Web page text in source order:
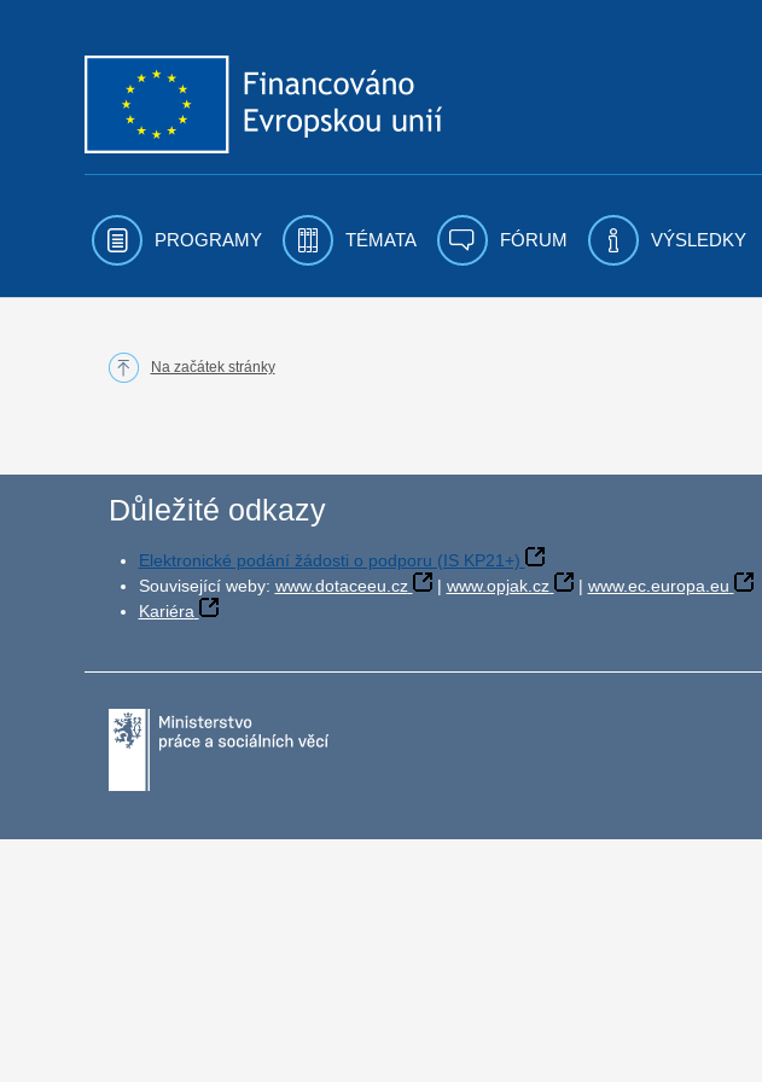
PROGRAMY TÉMATA FÓRUM VÝSLEDKY
Na začátek stránky
Důležité odkazy
Elektronické podání žádosti o podporu (IS KP21+)
Související weby: www.dotaceeu.cz | www.opjak.cz | www.ec.europa.eu
Kariéra